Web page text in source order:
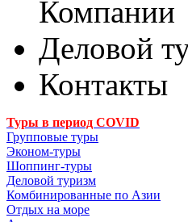
Компании
Деловой
Контакты
Туры в период COVID
Групповые туры
Эконом-туры
Шоппинг-туры
Деловой туризм
Комбинированные по Азии
Отдых на море